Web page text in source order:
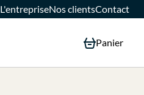
L'entrepriseNos clientsContact
Panier